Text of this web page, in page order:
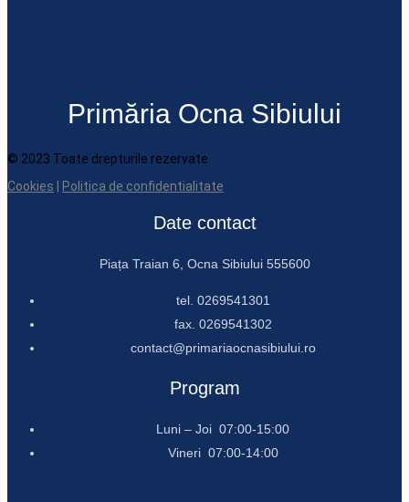
Primăria Ocna Sibiului
© 2023 Toate drepturile rezervate
Cookies
Politica de confidentialitate
Date contact
Piața Traian 6, Ocna Sibiului 555600
tel. 0269541301
fax. 0269541302
contact@primariaocnasibiului.ro
Program
Luni – Joi 07:00-15:00
Vineri 07:00-14:00